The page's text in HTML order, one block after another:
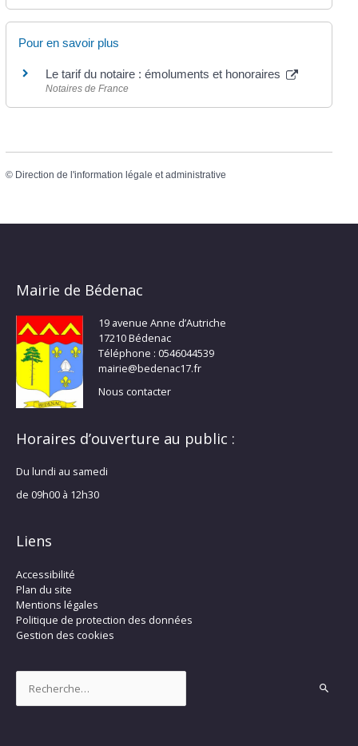
Pour en savoir plus
Le tarif du notaire : émoluments et honoraires
Notaires de France
© Direction de l'information légale et administrative
Mairie de Bédenac
19 avenue Anne d’Autriche
17210 Bédenac
Téléphone : 0546044539
mairie@bedenac17.fr
Nous contacter
Horaires d’ouverture au public :
Du lundi au samedi
de 09h00 à 12h30
Liens
Accessibilité
Plan du site
Mentions légales
Politique de protection des données
Gestion des cookies